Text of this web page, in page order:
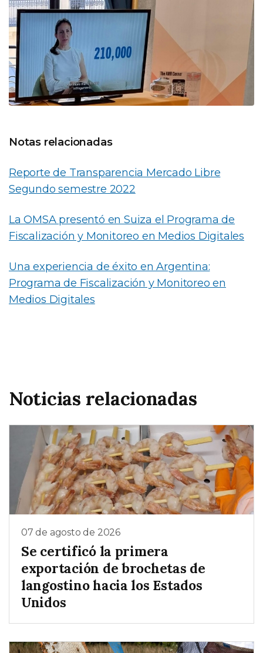
Notas relacionadas
Reporte de Transparencia Mercado Libre
Segundo semestre 2022
La OMSA presentó en Suiza el Programa de
Fiscalización y Monitoreo en Medios Digitales
Una experiencia de éxito en Argentina:
Programa de Fiscalización y Monitoreo en
Medios Digitales
Noticias relacionadas
07 de agosto de 2026
Se certificó la primera
exportación de brochetas de
langostino hacia los Estados
Unidos